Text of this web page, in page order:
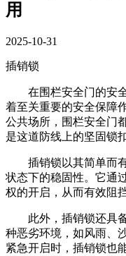
用
2025-10-31
插销锁
在围栏安全门的安全
着至关重要的安全保障
公共场所，围栏安全门
是这道防线上的坚固锁扣
插销锁以其简单而有
状态下的稳固性。它通
权的开启，从而有效阻
此外，插销锁还具备
种恶劣环境，如风雨、
紧急开启时，插销锁也